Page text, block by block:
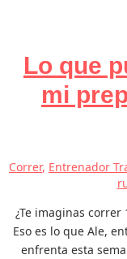
Lo que
mi
Correr, Entrenador
¿Te imaginas
Eso es lo que Ale,
enfrenta esta